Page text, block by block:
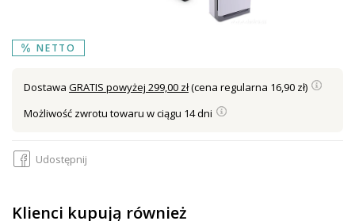
NETTO
Dostawa GRATIS powyżej 299,00 zł(cena regularna 16,90 zł)
Możliwość zwrotu towaru w ciągu 14 dni
Udostępnij
Klienci kupują również